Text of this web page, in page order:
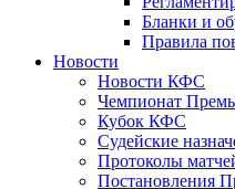
Бланки и
Правила
Новости
Новости КФС
Чемпионат
Кубок КФС
Судейские
Протоколы
Постановления